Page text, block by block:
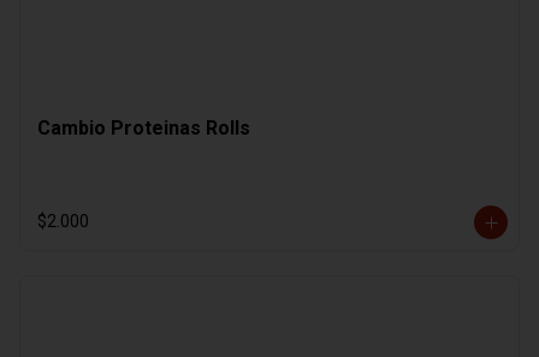
Cambio Proteinas Rolls
$2.000